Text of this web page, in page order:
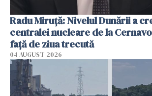
Radu Miruţă: Nivelul Dunării a
centralei nucleare de la
faţă de ziua trecută
04 AUGUST 2026